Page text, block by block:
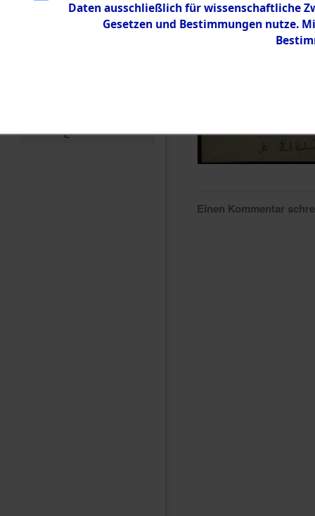
5.3.3
Todesmärsch
e
Einen Kommentar
Daten ausschließlich für wissenschaftliche
Gesetzen und Bestimmungen nutze.